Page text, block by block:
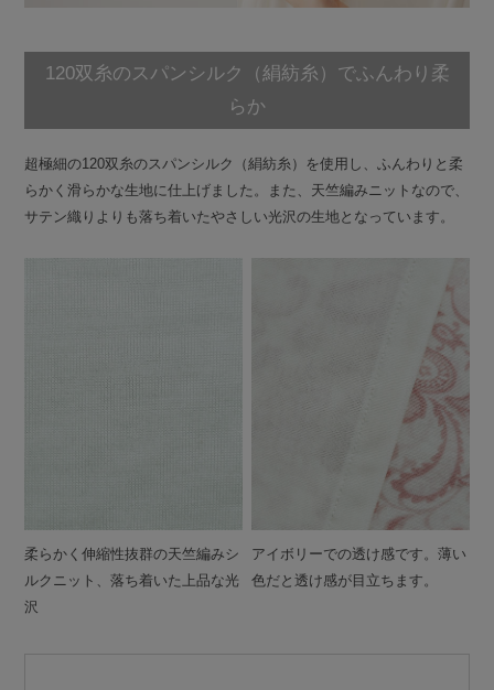
120双糸のスパンシルク（絹紡糸）でふんわり柔
らか
超極細の120双糸のスパンシルク（絹紡糸）を使用し、ふんわりと柔
らかく滑らかな生地に仕上げました。また、天竺編みニットなので、
サテン織りよりも落ち着いたやさしい光沢の生地となっています。
柔らかく伸縮性抜群の天竺編みシ
ルクニット、落ち着いた上品な光
沢
アイボリーでの透け感です。薄い
色だと透け感が目立ちます。